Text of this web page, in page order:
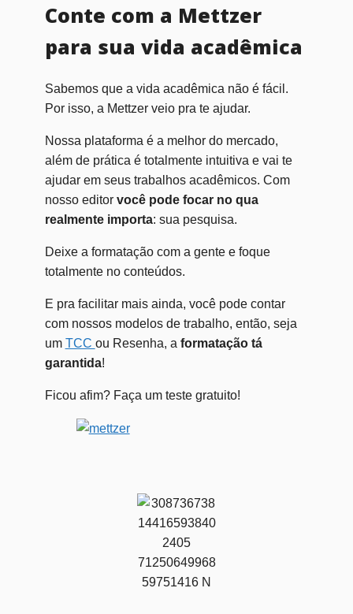
Conte com a Mettzer
para sua vida acadêmica
Sabemos que a vida acadêmica não é fácil.
Por isso, a Mettzer veio pra te ajudar.
Nossa plataforma é a melhor do mercado,
além de prática é totalmente intuitiva e vai te
ajudar em seus trabalhos acadêmicos. Com
nosso editor você pode focar no qua
realmente importa: sua pesquisa.
Deixe a formatação com a gente e foque
totalmente no conteúdos.
E pra facilitar mais ainda, você pode contar
com nossos modelos de trabalho, então, seja
um TCC ou Resenha, a formatação tá
garantida!
Ficou afim? Faça um teste gratuito!